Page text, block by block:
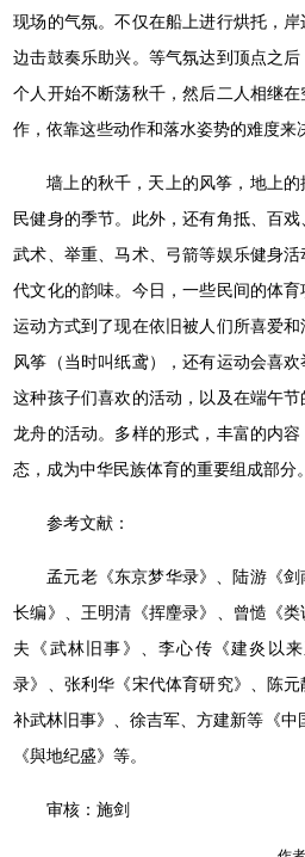
现场的气氛。不仅在船上进行烘托，
边击鼓奏乐助兴。等气氛达到顶点之
个人开始不断荡秋千，然后二人相继
作，依靠这些动作和落水姿势的难度来
墙上的秋千，天上的风筝，地上
民健身的季节。此外，还有角抵、百戏
武术、举重、马术、弓箭等娱乐健身
代文化的韵味。今日，一些民间的体
运动方式到了现在依旧被人们所喜爱
风筝（当时叫纸鸢），还有运动会喜
这种孩子们喜欢的活动，以及在端午
龙舟的活动。多样的形式，丰富的内
态，成为中华民族体育的重要组成部分。
参考文献：
孟元老《东京梦华录》、陆游《
长编》、王明清《挥麈录》、曾慥《
夫《武林旧事》、李心传《建炎以
录》、张利华《宋代体育研究》、陈
补武林旧事》、徐吉军、方建新等《中
《與地纪盛》等。
审核：施剑